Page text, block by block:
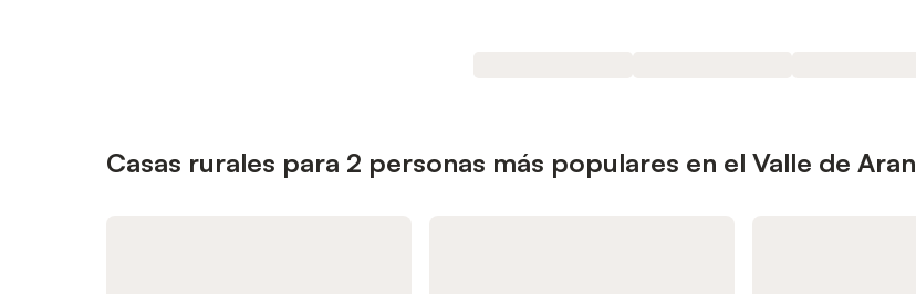
Casas rurales para 2 personas más populares en el Valle de Aran